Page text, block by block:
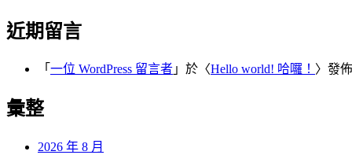
近期留言
「 一位 WordPress 留言者 」於〈Hello world! 哈囉！ 〉發
彙整
2026 年 8 月